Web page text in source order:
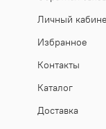
Личный
Избранное
Контакты
Каталог
Доставка